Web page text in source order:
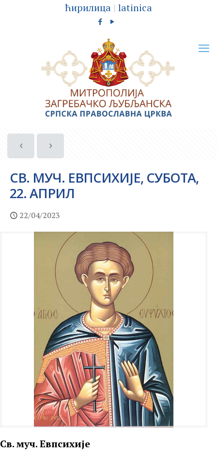
ћирилица | latinica
СВ. МУЧ. ЕВПСИХИЈЕ, СУБОТА,
22. АПРИЛ
22/04/2023
Св. муч. Евпсихије